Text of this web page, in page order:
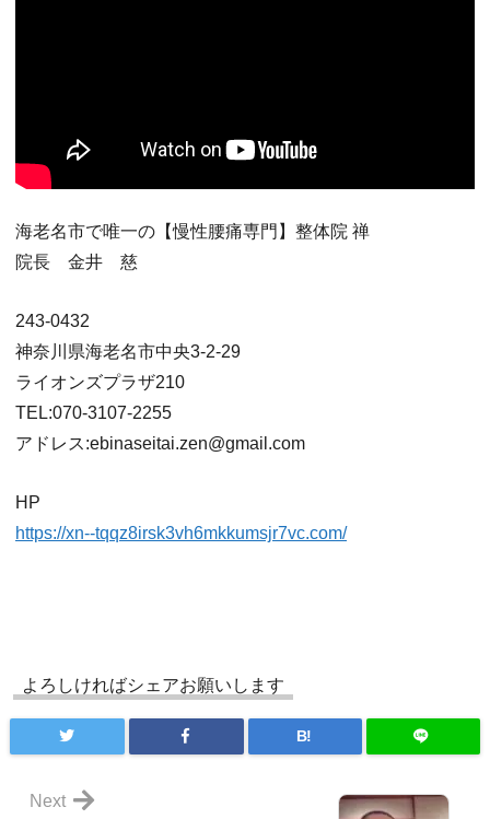
海老名市で唯一の【慢性腰痛専門】整体院 禅
院長 金井 慈
243-0432
神奈川県海老名市中央3-2-29
ライオンズプラザ210
TEL:070-3107-2255
アドレス:ebinaseitai.zen@gmail.com
HP
https://xn--tqqz8irsk3vh6mkkumsjr7vc.com/
よろしければシェアお願いします
B!
Next